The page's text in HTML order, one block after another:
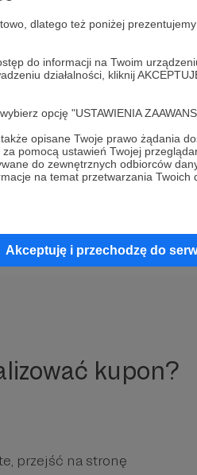
dlatego też poniżej
do informacji na Twoim
działalności, kliknij
opcję "USTAWIENIA
opisane Twoje prawo żądania
pomocą ustawień Twojej
do zewnętrznych odbiorców
na temat przetwarzania Twoich
Akceptuję i przechodzę do
pomocą przelewu.
kupon do swojego
kupon?
przejść na stronę